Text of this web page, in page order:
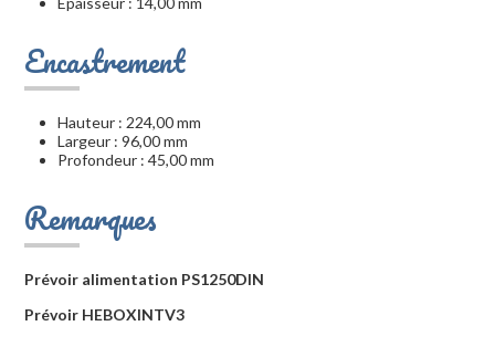
Encastrement
Hauteur : 224,00 mm
Largeur : 96,00 mm
Profondeur : 45,00 mm
Remarques
Prévoir alimentation PS1250DIN
Prévoir HEBOXINTV3